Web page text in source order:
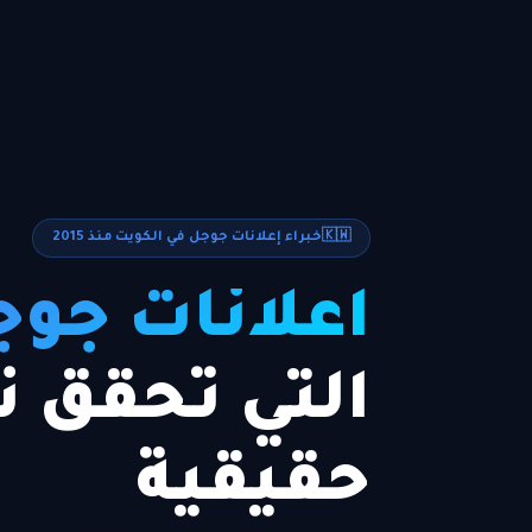
🇰🇼خبراء إعلانات جوجل في الكويت منذ 2015
اعلانات
التي تحقق
حقيقية